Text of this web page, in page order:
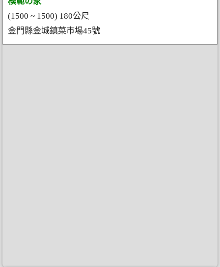
(1500 ~ 1500) 180公尺
金門縣金城鎮菜市場45號